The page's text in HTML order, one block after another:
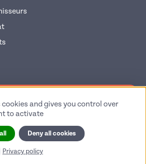
Tous droits réservés
cookies and gives you control over
to activate
Deny all cookies
Privacy policy